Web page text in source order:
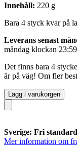
Innehåll: 220 g
Bara 4 styck kvar på
Leverans senast
måndag klockan 23:59
Det finns bara 4
är på väg! Om fler
Lägg i varukorgen
Sverige: Fri
Mer information om